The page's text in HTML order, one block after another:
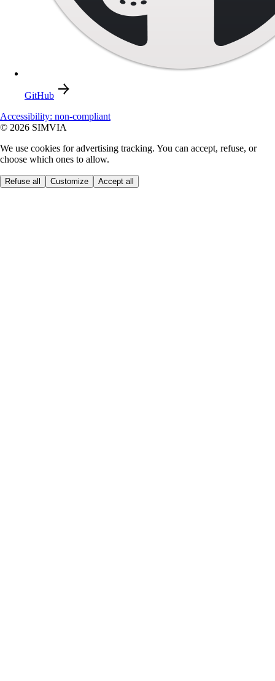
GitHub
Accessibility: non-compliant
© 2026 SIMVIA
We use cookies for advertising tracking. You can accept, refuse, or
choose which ones to allow.
Refuse all Customize Accept all